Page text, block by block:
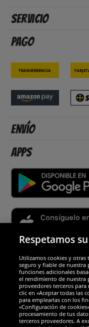
Servicio
Pago
Transferencia
Envío
Apps
Socios y
Respetamos
Utilizamos cookies y
seguro y fiable de
funciones adicionales
el rendimiento de nuestra
proveedores terceros
clic en «Aceptar todas las
para emplearlas con los
«Configuración de
procesamiento de tus
terceros proveedores. A